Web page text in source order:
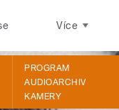
Více
PROGRAM
AUDIOARCHIV
KAMERY